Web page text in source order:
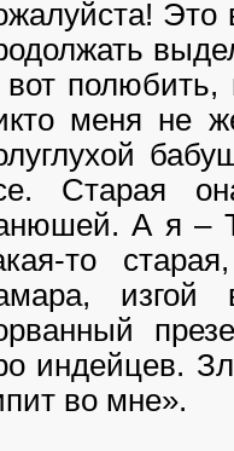
Это
полюбить,
меня не
Старая
А я –
то
изгой
индейцев.
во мне».